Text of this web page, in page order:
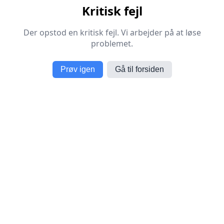
Kritisk fejl
Der opstod en kritisk fejl. Vi arbejder på at løse
problemet.
Prøv igen Gå til forsiden